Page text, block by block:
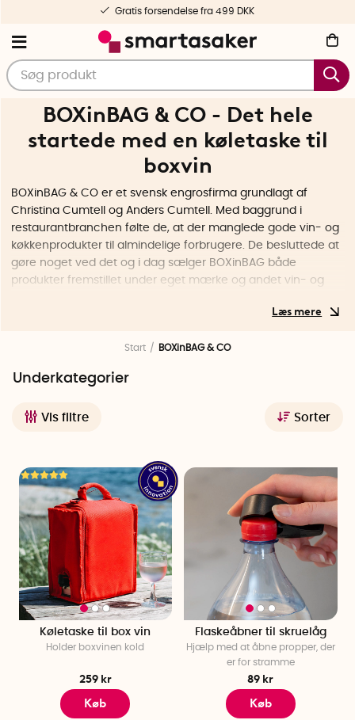
Gratis forsendelse fra 499 DKK
BOXinBAG & CO - Det hele
startede med en køletaske til
boxvin
BOXinBAG & CO er et svensk engrosfirma grundlagt af
Christina Cumtell og Anders Cumtell. Med baggrund i
restaurantbranchen følte de, at der manglede gode vin- og
køkkenprodukter til almindelige forbrugere. De besluttede at
gøre noget ved det og i dag sælger BOXinBAG både
produkter fremstillet under eget mærke og andet vin- og
Ven, sommeren 2003. Boxvinen i picnickurven blev varmere
selv spørgsmålet "er der ikke en køletaske til boxvin?". Efter at
netop det, der manglede på markedet.
produktionen i gang. Allerede i foråret 2004 var køletasken,
der fik navnet BOXinBAG, beskyttet af design. Køletasken var
starten på virksomheden og er stadig i dag en hjørnesten i
virksomhedens drift. I årenes løb er der også blevet tilføjet
flere egenudviklede produkter, og BOXinBAGs produkter kan
nu købes i mange lande.
Start BOXinBAG & CO
Vis filtre Sorter
Underkategorier
Køletaske til box vin
Holder boxvinen kold
259 kr
Køb
Flaskeåbner til skruelåg
Hjælp med at åbne propper, der
er for stramme
89 kr
Køb